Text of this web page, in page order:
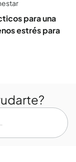
para una
estrés para